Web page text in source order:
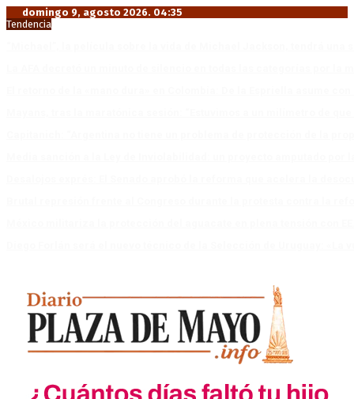
domingo 9, agosto 2026. 04:35
Tendencia